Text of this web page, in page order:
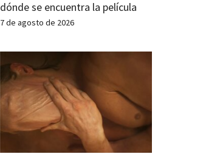
dónde se encuentra la película
7 de agosto de 2026